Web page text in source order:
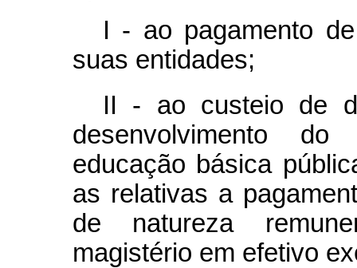
I - ao pagamento
suas entidades;
II - ao custeio de
desenvolvimento
educação básica
as relativas a
de natureza
magistério em efetivo